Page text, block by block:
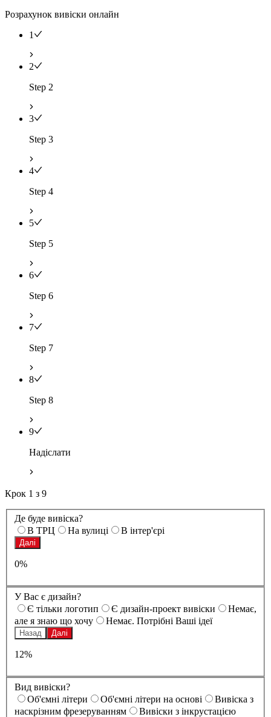
Розрахунок вивіски онлайн
1
2
Step 2
3
Step 3
4
Step 4
5
Step 5
6
Step 6
7
Step 7
8
Step 8
9
Надіслати
Крок 1 з 9
Де буде вивіска?
В ТРЦ
На вулиці В інтер'єрі
Далі
0%
У Вас є дизайн?
Є тільки логотип
Є дизайн-проект вивіски
Немає,
але я знаю що хочу
Немає. Потрібні Ваші ідеї
Назад Далі
12%
Вид вивіски?
Oб'ємні літери
Oб'ємні літери на основі
Вивіска з
наскрізним фрезеруванням
Вивіски з інкрустацією